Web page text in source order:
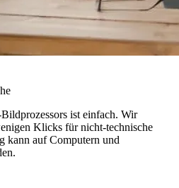
ist einfach. Wir
Klicks für nicht-technische
kann auf Computern und